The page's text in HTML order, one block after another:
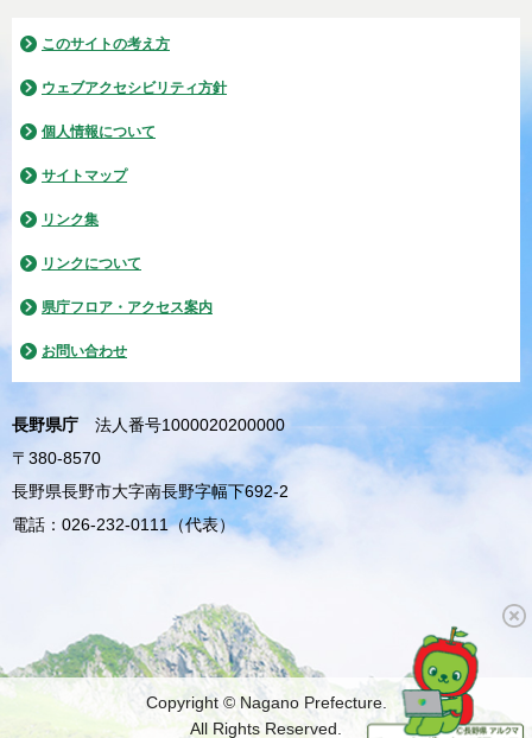
このサイトの考え方
ウェブアクセシビリティ方針
個人情報について
サイトマップ
リンク集
リンクについて
県庁フロア・アクセス案内
お問い合わせ
長野県庁
法人番号1000020200000
〒380-8570
長野県長野市大字南長野字幅下692-2
電話：026-232-0111（代表）
Copyright © Nagano Prefecture.
All Rights Reserved.